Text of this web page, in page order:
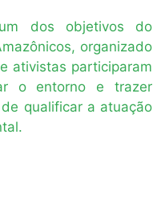
dos objetivos do
organizado
ativistas participaram
o entorno e trazer
qualificar a atuação